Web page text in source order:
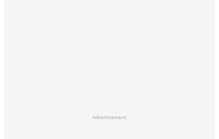
Advertisement